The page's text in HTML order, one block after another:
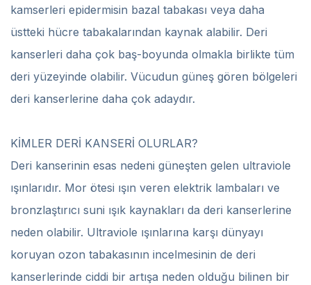
kamserleri epidermisin bazal tabakası veya daha
üstteki hücre tabakalarından kaynak alabilir. Deri
kanserleri daha çok baş-boyunda olmakla birlikte tüm
deri yüzeyinde olabilir. Vücudun güneş gören bölgeleri
deri kanserlerine daha çok adaydır.
KİMLER DERİ KANSERİ OLURLAR?
Deri kanserinin esas nedeni güneşten gelen ultraviole
ışınlarıdır. Mor ötesi ışın veren elektrik lambaları ve
bronzlaştırıcı suni ışık kaynakları da deri kanserlerine
neden olabilir. Ultraviole ışınlarına karşı dünyayı
koruyan ozon tabakasının incelmesinin de deri
kanserlerinde ciddi bir artışa neden olduğu bilinen bir